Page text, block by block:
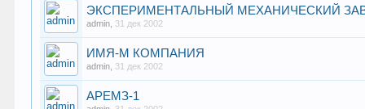
ЭКСПЕРИМЕНТАЛЬНЫЙ МЕХАНИЧЕСКИЙ
admin 31 дек 2002
ИМЯ-М КОМПАНИЯ
admin 31 дек 2002
АРЕМЗ-1